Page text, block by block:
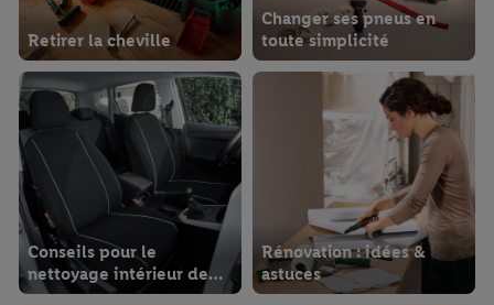
Retirer la cheville
Changer ses pneus en
toute simplicité
Conseils pour le
nettoyage intérieur de
votre voiture
Rénovation : idées &
astuces